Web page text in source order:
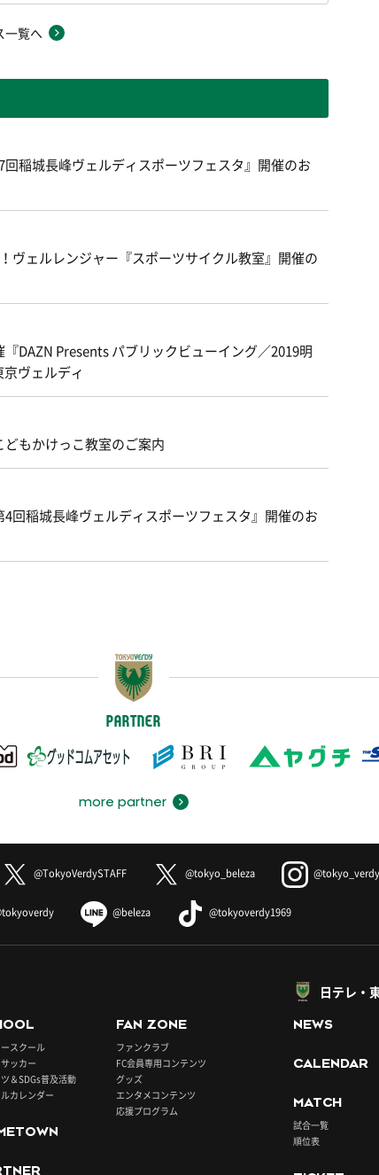
一覧へ
稲城長峰ヴェルディスポーツフェスタ』開催のお
ヴェルレンジャー『スポーツサイクル教室』開催の
DAZN Presents パブリックビューイング／2019明
ヴェルディ
どもかけっこ教室のご案内
回稲城長峰ヴェルディスポーツフェスタ』開催のお
PARTNER
more partner
@TokyoVerdySTAFF @tokyo_beleza @tokyo_verdy
@beleza @tokyoverdy1969
スクール
ッカー
＆SDGs普及活動
カレンダー
FAN ZONE
ファンクラブ
FC会員専用コンテンツ
グッズ
エンタメコンテンツ
応援プログラム
日テレ・
NEWS
CALENDAR
MATCH
試合一覧
順位表